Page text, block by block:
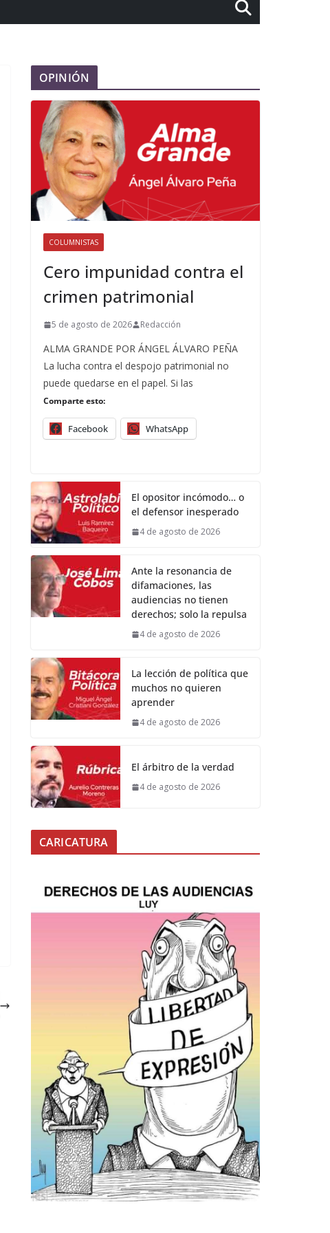
OPINIÓN
COLUMNISTAS
Cero impunidad contra el
crimen patrimonial
5 de agosto de 2026 Redacción
ALMA GRANDE POR ÁNGEL ÁLVARO PEÑA
La lucha contra el despojo patrimonial no
puede quedarse en el papel. Si las
Comparte esto:
Facebook WhatsApp
El opositor incómodo… o
el defensor inesperado
4 de agosto de 2026
Ante la resonancia de
difamaciones, las
audiencias no tienen
derechos; solo la repulsa
4 de agosto de 2026
La lección de política que
muchos no quieren
aprender
4 de agosto de 2026
El árbitro de la verdad
4 de agosto de 2026
CARICATURA